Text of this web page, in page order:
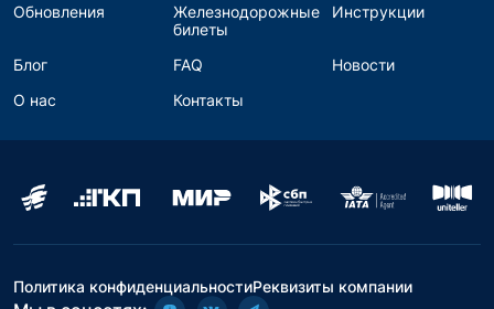
Обновления
Железнодорожные
билеты
Инструкции
Блог FAQ
Новости
О нас
Контакты
Политика конфиденциальностиРеквизиты компании